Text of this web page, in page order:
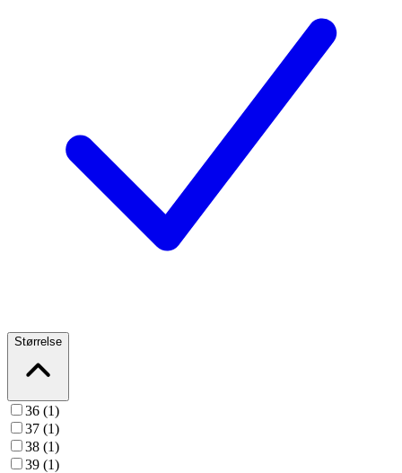
Størrelse
36 (1)
37 (1)
38 (1)
39 (1)